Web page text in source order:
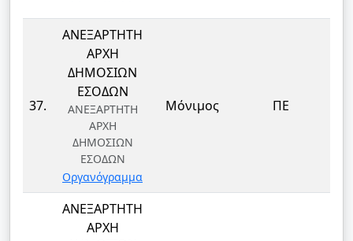
37.
ΑΝΕΞΑΡΤΗΤΗ
ΑΡΧΗ
ΔΗΜΟΣΙΩΝ
ΕΣΟΔΩΝ
ΑΝΕΞΑΡΤΗΤΗ
ΑΡΧΗ
ΔΗΜΟΣΙΩΝ
ΕΣΟΔΩΝ
Οργανόγραμμα
Μόνιμος ΠΕ
ΑΝΕΞΑΡΤΗΤΗ
ΑΡΧΗ